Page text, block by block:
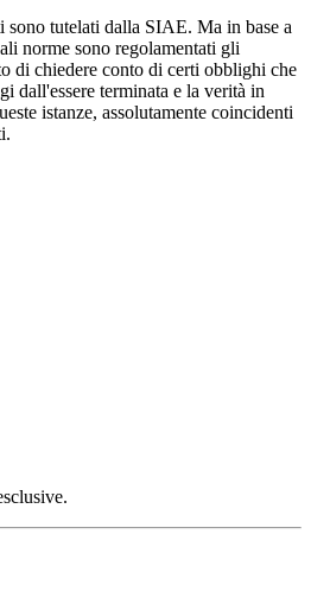
tutelati dalla SIAE. Ma in base a
norme sono regolamentati gli
di chiedere conto di certi obblighi che
dall'essere terminata e la verità in
istanze, assolutamente coincidenti